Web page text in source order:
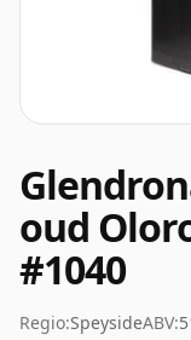
oud
#1040
Regio:SpeysideABV: